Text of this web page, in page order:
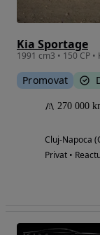
Kia Sportage
Promovat
270 000
Cluj-Napoca
Privat •